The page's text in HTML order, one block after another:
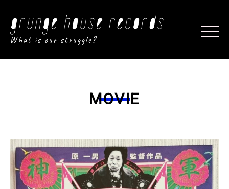
What is our struggle?
MOVIE